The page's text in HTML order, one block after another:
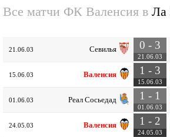
Все матчи ФК Валенсия в Ла
21.06.03 Севилья 0 - 3
21.06.03
15.06.03 Валенсия 1 - 3
15.06.03
01.06.03 Реал Сосьедад 1 - 1
01.06.03
24.05.03 Валенсия 1 - 2
24.05.03